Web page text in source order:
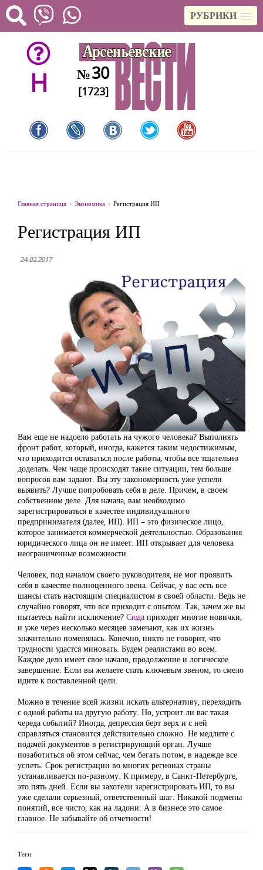
РУБРИКИ
H №30
[1723]
Главная страница Экономика Регистрация ИП
Регистрация ИП
24.02.2017
Вам еще не надоело работать на чужого человека? Выполнять
фронт работ, который, иногда, кажется таким недостижимым,
что приходится оставаться после работы, чтобы все тщательно
доделать. Чем чаще происходят такие ситуации, тем больше
вопросов вам задают. Вы эту закономерность уже успели
выявить? Лучше попробовать себя в деле. Причем, в своем
собственном деле. Для начала, вам необходимо
зарегистрироваться в качестве индивидуального
предпринимателя (далее, ИП). ИП – это физическое лицо,
которое занимается коммерческой деятельностью. Образования
юридического лица он не имеет. ИП открывает для человека
неограниченные возможности.
Человек, под началом своего руководителя, не мог проявить
себя в качестве полноценного звена. Сейчас, у вас есть все
шансы стать настоящим специалистом в своей области. Ведь не
случайно говорят, что все приходит с опытом. Так, зачем же вы
пытаетесь найти исключение? Сюда приходят многие новички,
и уже через несколько месяцев замечают, как их жизнь
значительно поменялась. Конечно, никто не говорит, что
трудности удастся миновать. Будем реалистами во всем.
Каждое дело имеет свое начало, продолжение и логическое
завершение. Если вы желаете стать ключевым звеном, то смело
идите к поставленной цели.
Можно в течение всей жизни искать альтернативу, переходить
с одной работы на другую работу. Но, устроит ли вас такая
череда событий? Иногда, депрессия берт верх и с ней
справляться становится действительно сложно. Не медлите с
подачей документов в регистрирующий орган. Лучше
позаботиться об этом сейчас, чем бегать потом, в надежде все
успеть. Срок регистрации во многих регионах страны
устанавливается по-разному. К примеру, в Санкт-Петербурге,
это пять дней. Если вы захотели зарегистрировать ИП, то вы
уже сделали серьезный, ответственный шаг. Никакой подмены
понятий, все чисто, как на ладони. А в бизнесе это самое
главное. Не забывайте об отчетности!
Теги: